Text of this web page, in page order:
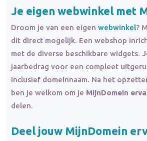
Je eigen webwinkel met
Droom je van een eigen webwinkel?
dit direct mogelijk. Een webshop
met de diverse beschikbare widgets.
jaarbedrag voor een compleet
inclusief domeinnaam. Na het
ben je welkom om je MijnDomein
delen.
Deel jouw MijnDomein